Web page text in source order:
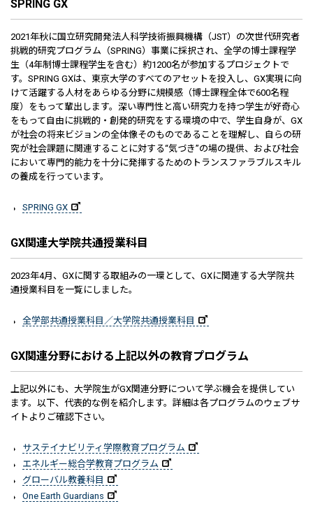
SPRING GX
2021年秋に国立研究開発法人科学技術振興機構（JST）の次世代研究者
挑戦的研究プログラム（SPRING）事業に採択され、全学の博士課程学
生（4年制博士課程学生を含む）約1200名が参加するプロジェクトで
す。SPRING GXは、東京大学のすべてのアセットを投入し、GX実現に向
けて活躍する人材をあらゆる分野に規模感（博士課程全体で600名程
度）をもって輩出します。深い専門性と高い研究力を持つ学生が好奇心
をもって自由に挑戦的・創発的研究をする環境の中で、学生自身が、GX
が社会の将来ビジョンの全体像そのものであることを理解し、自らの研
究が社会課題に関連することに対する“気づき”の場の提供、および社会
において専門的能力を十分に発揮するためのトランスファラブルスキル
の養成を行っています。
SPRING GX
GX関連大学院共通授業科目
2023年4月、GXに関する取組みの一環として、GXに関連する大学院共
通授業科目を一覧にしました。
全学部共通授業科目／大学院共通授業科目
GX関連分野における上記以外の教育プログラム
上記以外にも、大学院生がGX関連分野について学ぶ機会を提供してい
ます。以下、代表的な例を紹介します。詳細は各プログラムのウェブサ
イトよりご確認下さい。
サステイナビリティ学際教育プログラム
エネルギー総合学教育プログラム
グローバル教養科目
One Earth Guardians